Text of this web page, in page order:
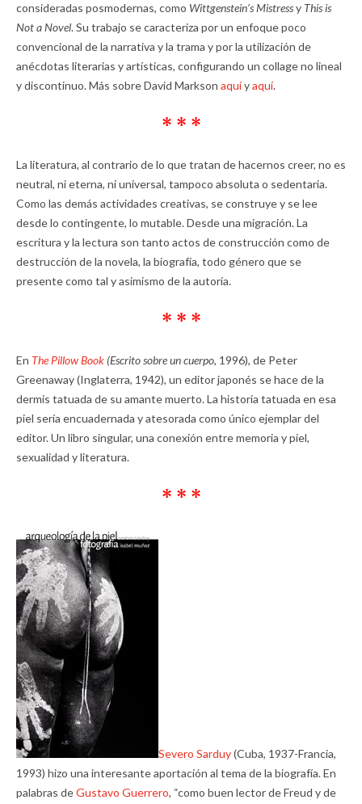
consideradas posmodernas, como Wittgenstein’s Mistressy This is
Not a Novel. Su trabajo se caracteriza por un enfoque poco
convencional de la narrativa y la trama y por la utilización de
anécdotas literarias y artísticas, configurando un collage no lineal
y discontinuo. Más sobre David Markson aquíyaquí.
* * *
La literatura, al contrario de lo que tratan de hacernos creer, no es
neutral, ni eterna, ni universal, tampoco absoluta o sedentaria.
Como las demás actividades creativas, se construye y se lee
desde lo contingente, lo mutable. Desde una migración. La
escritura y la lectura son tanto actos de construcción como de
destrucción de la novela, la biografía, todo género que se
presente como tal y asimismo de la autoría.
* * *
En The Pillow Book (Escrito sobre un cuerpo, 1996), de Peter
Greenaway (Inglaterra, 1942), un editor japonés se hace de la
dermis tatuada de su amante muerto. La historia tatuada en esa
piel sería encuadernada y atesorada como único ejemplar del
editor. Un libro singular, una conexión entre memoria y piel,
sexualidad y literatura.
* * *
Severo Sarduy(Cuba, 1937-Francia,
1993) hizo una interesante aportación al tema de la biografía. En
palabras deGustavo Guerrero, “como buen lector de Freud y de